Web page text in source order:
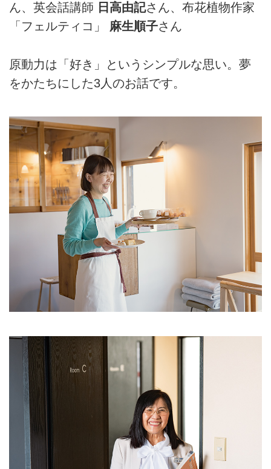
ん、英会話講師 日高由記さん、布花植物作家
「フェルティコ」 麻生順子さん
原動力は「好き」というシンプルな思い。夢
をかたちにした3人のお話です。